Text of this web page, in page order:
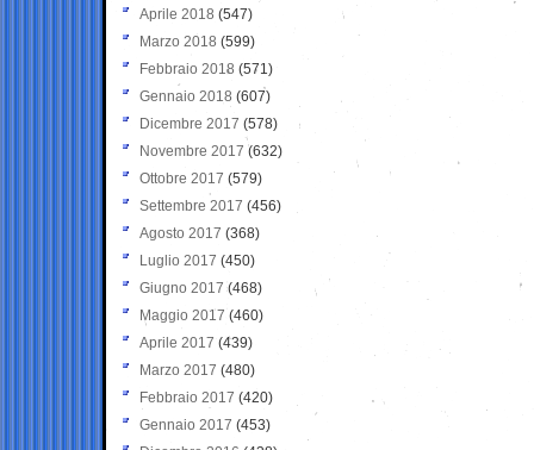
Aprile 2018 (547)
Marzo 2018 (599)
Febbraio 2018 (571)
Gennaio 2018 (607)
Dicembre 2017 (578)
Novembre 2017 (632)
Ottobre 2017 (579)
Settembre 2017 (456)
Agosto 2017 (368)
Luglio 2017 (450)
Giugno 2017 (468)
Maggio 2017 (460)
Aprile 2017 (439)
Marzo 2017 (480)
Febbraio 2017 (420)
Gennaio 2017 (453)